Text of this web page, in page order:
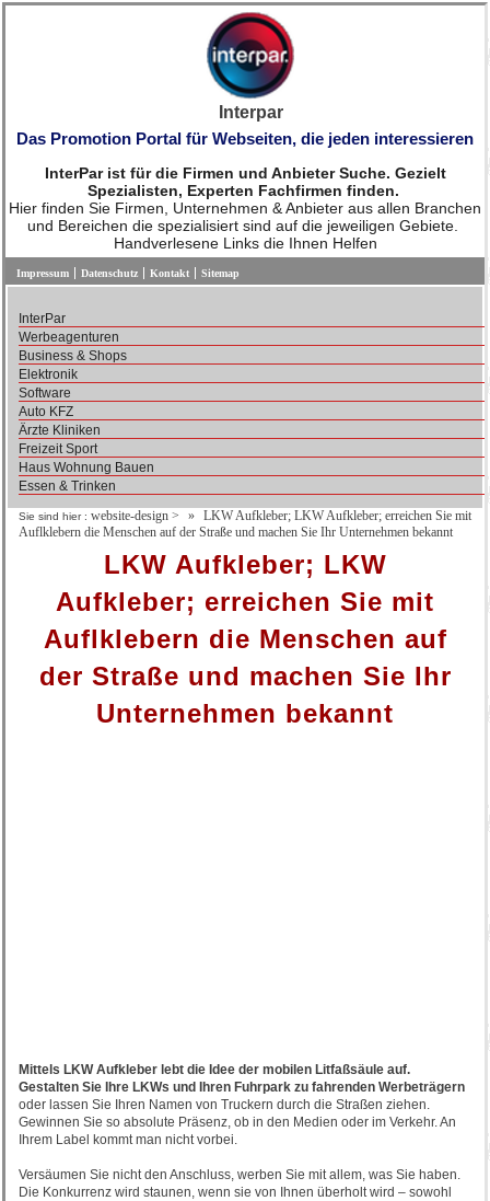
Interpar
Das Promotion Portal für Webseiten, die jeden interessieren
InterPar ist für die Firmen und Anbieter Suche. Gezielt
Spezialisten, Experten Fachfirmen finden.
Hier finden Sie Firmen, Unternehmen & Anbieter aus allen Branchen
und Bereichen die spezialisiert sind auf die jeweiligen Gebiete.
Handverlesene Links die Ihnen Helfen
Impressum Datenschutz Kontakt Sitemap
InterPar
Werbeagenturen
Business & Shops
Elektronik
Software
Auto KFZ
Ärzte Kliniken
Freizeit Sport
Haus Wohnung Bauen
Essen & Trinken
Sie sind hier : website-design >
LKW Aufkleber; LKW Aufkleber; erreichen Sie mit
Auflklebern die Menschen auf der Straße und machen Sie Ihr Unternehmen bekannt
LKW Aufkleber; LKW
Aufkleber; erreichen Sie mit
Auflklebern die Menschen auf
der Straße und machen Sie Ihr
Unternehmen bekannt
Mittels LKW Aufkleber lebt die Idee der mobilen Litfaßsäule auf.
Gestalten Sie Ihre LKWs und Ihren Fuhrpark zu fahrenden Werbeträgern
oder lassen Sie Ihren Namen von Truckern durch die Straßen ziehen.
Gewinnen Sie so absolute Präsenz, ob in den Medien oder im Verkehr. An
Ihrem Label kommt man nicht vorbei.
Versäumen Sie nicht den Anschluss, werben Sie mit allem, was Sie haben.
Die Konkurrenz wird staunen, wenn sie von Ihnen überholt wird – sowohl